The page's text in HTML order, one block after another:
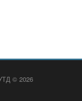
© 2026